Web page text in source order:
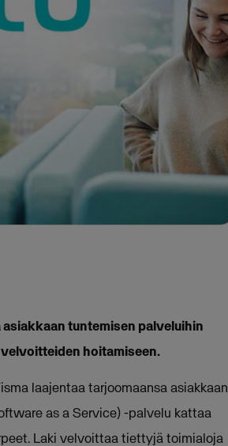
tuntemisen palveluihin
hoitamiseen.
laajentaa tarjoomaansa asiakkaan
as a Service) -palvelu kattaa
Laki velvoittaa tiettyjä toimialoja